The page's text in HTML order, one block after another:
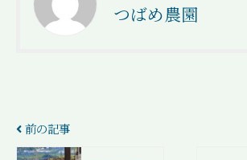
つばめ農園
前の記事